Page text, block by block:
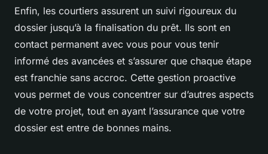
Enfin, les courtiers assurent un suivi rigoureux du
dossier jusqu’à la finalisation du prêt. Ils sont en
contact permanent avec vous pour vous tenir
informé des avancées et s’assurer que chaque étape
est franchie sans accroc. Cette gestion proactive
vous permet de vous concentrer sur d’autres aspects
de votre projet, tout en ayant l’assurance que votre
dossier est entre de bonnes mains.